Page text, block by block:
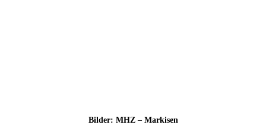
Bil­der: MHZ – Markisen